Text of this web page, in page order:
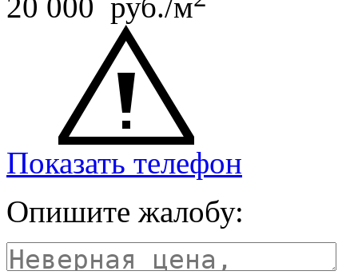
Показать телефон
Опишите жалобу: